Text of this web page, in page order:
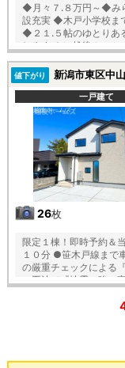
◆月々７.８万円～◆み
設充実 ◆木戸小学校ま
◆２１.５帖のゆとりあるＬＤＫ １）平日、土日祝日い
します ２）越後ホーム
ャンペーン実施中 ■自動洗浄機能付きの外壁サイディング ■地震に強い
「耐震等級３」の家！
W取得！ ■「ベタ基礎
証（最大３５年まで延
ター設置 ■浴室乾燥機で天候
学校 徒歩１０分 東
値下がり 新潟市東区中
一戸建て
26枚
限定１棟！即時予約＆
１０分 ●笹木戸線まで車で
の厳重チェックによる
ル工法で『地震に強い
（最大３５年まで延長
サイディング』 〇夏
洗濯も安心のランド